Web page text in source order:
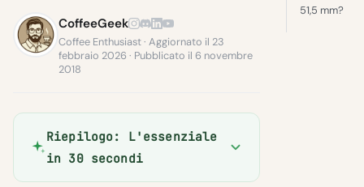
CoffeeGeek
Coffee Enthusiast · Aggiornato il 23
febbraio 2026 · Pubblicato il 6 novembre
2018
Riepilogo: L'essenziale
in 30 secondi
51,5 mm?